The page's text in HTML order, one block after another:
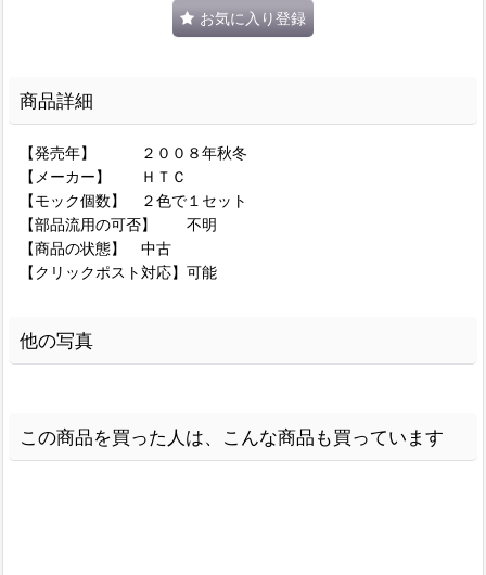
お気に入り登録
商品詳細
【発売年】 ２００８年秋冬
【メーカー】 ＨＴＣ
【モック個数】 ２色で１セット
【部品流用の可否】 不明
【商品の状態】 中古
【クリックポスト対応】可能
他の写真
この商品を買った人は、こんな商品も買っています